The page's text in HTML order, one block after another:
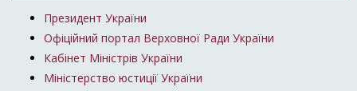
Президент України
Офіційний портал Верховної Ради України
Кабінет Міністрів України
Міністерство юстиції України